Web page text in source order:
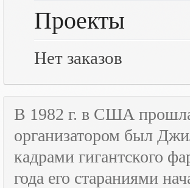
Проекты
Нет заказов
В 1982 г. в США
организатором был
кадрами гигантского
года его стараниями